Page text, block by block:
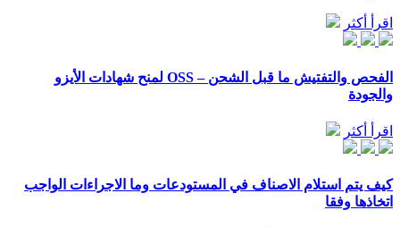
اقرأ أكثر
الفحص والتفتيش ما قبل الشحن – OSS لمنح شهادات الأيزو
والجودة
اقرأ أكثر
كيف يتم استلام الاصناف في المستودعات وما الاجراءات الواجب
اتخاذها وفقا